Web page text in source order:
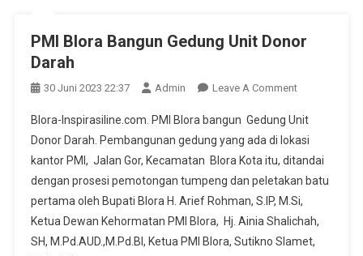
PMI Blora Bangun Gedung Unit Donor
Darah
30 Juni 2023 22:37 Admin Leave A CommentOn
Blora
Bangun
Gedung
Unit
Donor
Darah
Blora-Inspirasiline.com. PMI Blora bangun Gedung Unit
Donor Darah. Pembangunan gedung yang ada di lokasi
kantor PMI, Jalan Gor, Kecamatan Blora Kota itu, ditandai
dengan prosesi pemotongan tumpeng dan peletakan batu
pertama oleh Bupati Blora H. Arief Rohman, S.IP, M.Si,
Ketua Dewan Kehormatan PMI Blora, Hj. Ainia Shalichah,
SH, M.Pd.AUD.,M.Pd.BI, Ketua PMI Blora, Sutikno Slamet,